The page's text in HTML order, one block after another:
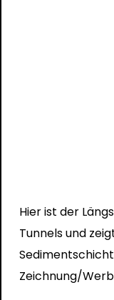
Hier ist der
Tunnels und
Zeichnung/